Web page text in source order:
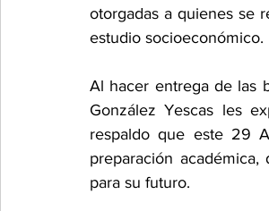
otorgadas a quienes se
estudio socioeconómico.
Al hacer entrega de las
González Yescas les
respaldo que este 29
preparación
para su futuro.